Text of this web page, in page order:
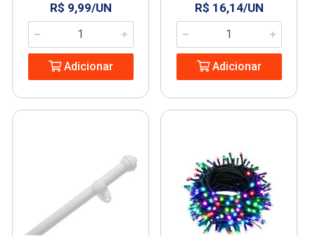
R$ 9,99/UN
Adicionar
R$ 16,14/UN
Adicionar